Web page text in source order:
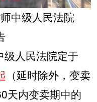
中级人民法院
级人民法院定于
（延时除外，变卖
天内变卖期中的